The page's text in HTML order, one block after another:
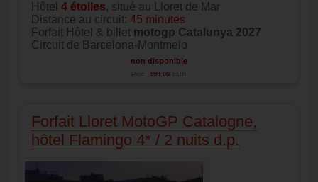
Hôtel 4 étoiles, situé au Lloret de Mar
Distance au circuit: 45 minutes
Forfait Hôtel & billet motogp Catalunya 2027
Circuit de Barcelona-Montmelo
non disponible
Prix: 199.00 EUR
Forfait Lloret MotoGP Catalogne,
hôtel Flamingo 4* / 2 nuits d.p.